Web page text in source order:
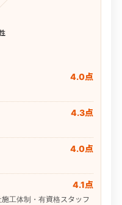
4.0点
4.3点
4.0点
4.1点
工体制・有資格スタッフ